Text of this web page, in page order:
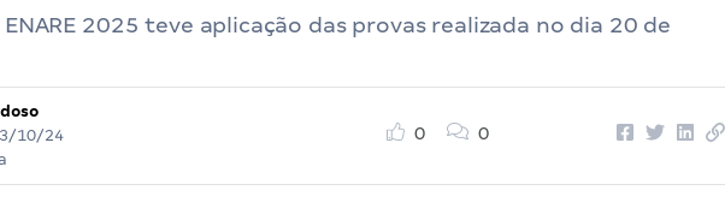
ENARE 2025 teve aplicação das provas realizada no dia 20 de
10/24
0 0